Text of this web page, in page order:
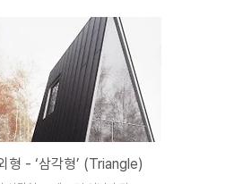
형 - ‘삼각형’ (Triangle)